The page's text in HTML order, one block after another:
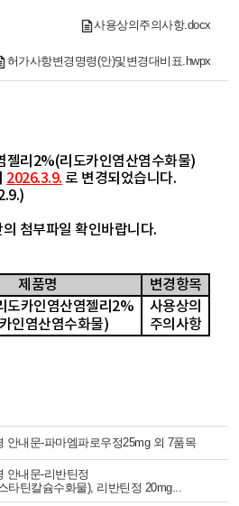
사용상의주의사항.docx
허가사항변경명령(안)및변경대비표.hwpx
젤리2%(리도카인염산염수화물)
2026.3.9. 로 변경되었습니다.
첨부파일 확인바랍니다.
제품명
변경항목
도카인염산염젤리2%
인염산염수화물)
사용상의
주의사항
안내문-파마엠파로우정25mg 외 7품목
안내문-리반틴정
타틴칼슘수화물), 리반틴정 20mg...